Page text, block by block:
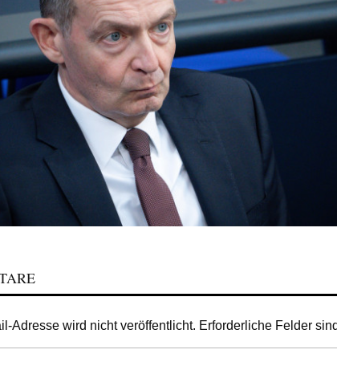
Adresse wird nicht veröffentlicht. Erforderliche Felder